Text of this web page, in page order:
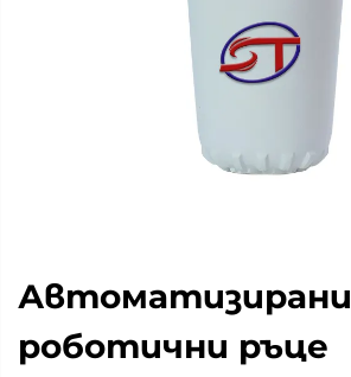
Автоматизирани
роботични ръце